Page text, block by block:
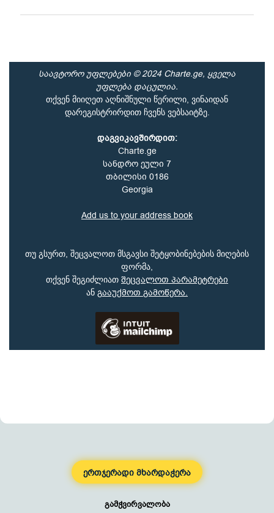
საავტორო უფლებები © 2024 Charte.ge, ყველა
უფლება დაცულია.
თქვენ მიიღეთ აღნიშნული წერილი, ვინაიდან
დარეგისტრირდით ჩვენს ვებსაიტზე.
დაგვიკავშირდით:
Charte.ge
სანდრო ეული 7
თბილისი 0186
Georgia
Add us to your address book
თუ გსურთ, შეცვალოთ მსგავსი შეტყობინებების მიღების
ფორმა,
თქვენ შეგიძლიათ შეცვალოთ პარამეტრები
ან გააუქმოთ გამოწერა.
ერთჯერადი მხარდაჭერა
გამჭვირვალობა